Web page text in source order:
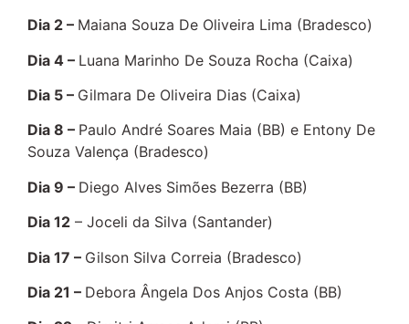
Dia 2 – Maiana Souza De Oliveira Lima (Bradesco)
Dia 4 – Luana Marinho De Souza Rocha (Caixa)
Dia 5 – Gilmara De Oliveira Dias (Caixa)
Dia 8 – Paulo André Soares Maia (BB) e Entony De
Souza Valença (Bradesco)
Dia 9 – Diego Alves Simões Bezerra (BB)
Dia 12 – Joceli da Silva (Santander)
Dia 17 – Gilson Silva Correia (Bradesco)
Dia 21 – Debora Ângela Dos Anjos Costa (BB)